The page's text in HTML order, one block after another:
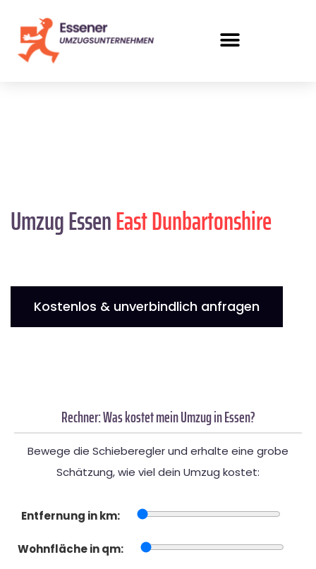
Umzug EssenEast Dunbartonshire
Kostenlos & unverbindlich anfragen
Rechner: Was kostet mein Umzug in Essen?
Bewege die Schieberegler und erhalte eine grobe
Schätzung, wie viel dein Umzug kostet:
Entfernung in km:
Wohnfläche in qm: